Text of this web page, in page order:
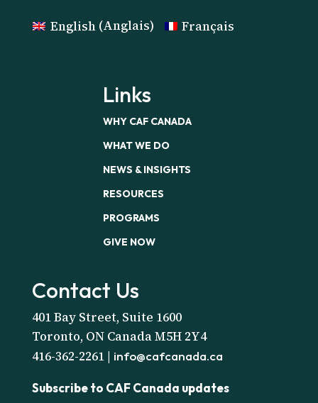
English(Anglais) Français
Links
WHY CAF CANADA
WHAT WE DO
NEWS & INSIGHTS
RESOURCES
PROGRAMS
GIVE NOW
Contact Us
401 Bay Street, Suite 1600
Toronto, ON Canada M5H 2Y4
416-362-2261 | info@cafcanada.ca
Subscribe to CAF Canada updates